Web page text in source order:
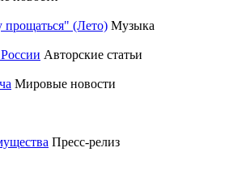
прощаться" (Лето) Музыка
Авторские статьи
Мировые новости
Пресс-релиз